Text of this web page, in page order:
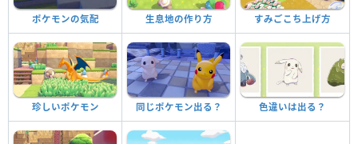
ポケモンの気配 生息地の作り方 すみごこち上げ方
珍しいポケモン 同じポケモン出る？ 色違いは出る？